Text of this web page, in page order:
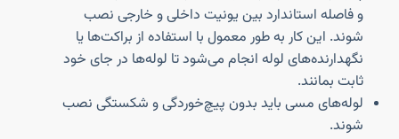
و فاصله استاندارد بین یونیت داخلی و خارجی نصب
شوند. این کار به طور معمول با استفاده از براکت‌ها یا
نگهدارنده‌های لوله انجام می‌شود تا لوله‌ها در جای خود
ثابت بمانند.
لوله‌های مسی باید بدون پیچ‌خوردگی و شکستگی نصب
شوند.